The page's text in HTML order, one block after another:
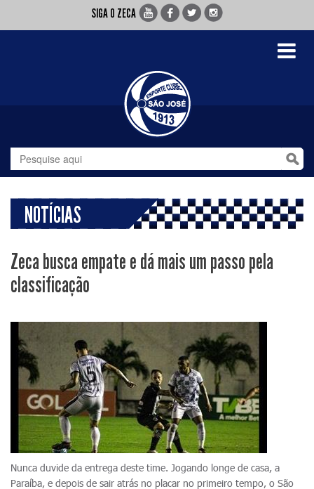
SIGA O ZECA
Toggle
NOTÍCIAS
Zeca busca empate e dá mais um passo pela
classificação
Nunca duvide da entrega deste time. Jogando longe de casa, a
Paraíba, e depois de sair atrás no placar no primeiro tempo, o São